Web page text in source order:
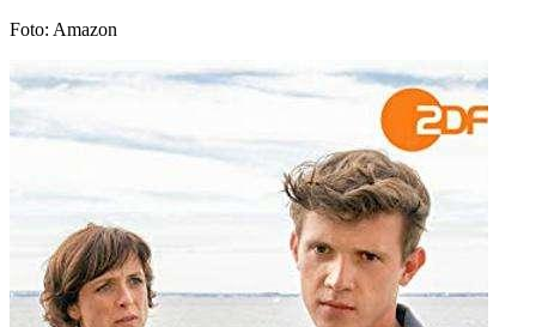
Foto: Amazon